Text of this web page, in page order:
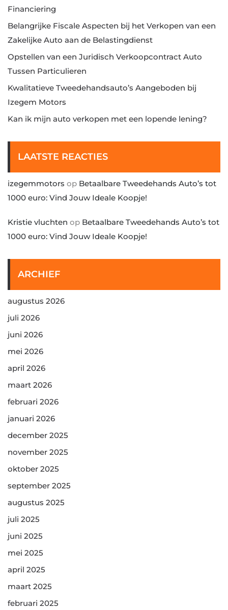
Financiering
Belangrijke Fiscale Aspecten bij het Verkopen van een
Zakelijke Auto aan de Belastingdienst
Opstellen van een Juridisch Verkoopcontract Auto
Tussen Particulieren
Kwalitatieve Tweedehandsauto’s Aangeboden bij
Izegem Motors
Kan ik mijn auto verkopen met een lopende lening?
LAATSTE REACTIES
izegemmotors op Betaalbare Tweedehands Auto’s tot
1000 euro: Vind Jouw Ideale Koopje!
Kristie vluchten op Betaalbare Tweedehands Auto’s tot
1000 euro: Vind Jouw Ideale Koopje!
ARCHIEF
augustus 2026
juli 2026
juni 2026
mei 2026
april 2026
maart 2026
februari 2026
januari 2026
december 2025
november 2025
oktober 2025
september 2025
augustus 2025
juli 2025
juni 2025
mei 2025
april 2025
maart 2025
februari 2025